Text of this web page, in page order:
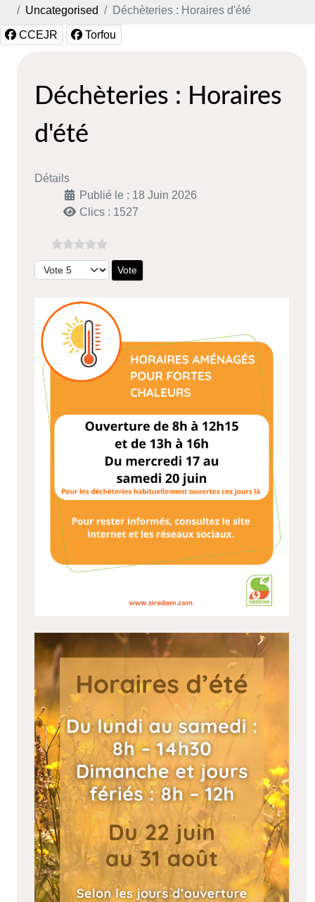
Uncategorised
Déchèteries : Horaires d'été
CCEJR Torfou
Déchèteries : Horaires
d'été
Détails
Publié le : 18 Juin 2026
Clics : 1527
Veuillez voter